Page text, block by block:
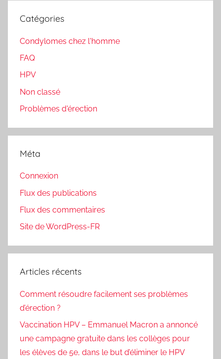
Catégories
Condylomes chez l'homme
FAQ
HPV
Non classé
Problèmes d'érection
Méta
Connexion
Flux des publications
Flux des commentaires
Site de WordPress-FR
Articles récents
Comment résoudre facilement ses problèmes
d’érection ?
Vaccination HPV – Emmanuel Macron a annoncé
une campagne gratuite dans les collèges pour
les élèves de 5e, dans le but d’éliminer le HPV